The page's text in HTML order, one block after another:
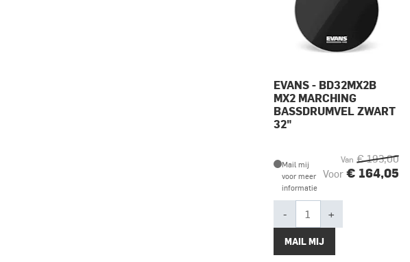
EVANS - BD32MX2B
MX2 MARCHING
BASSDRUMVEL ZWART
32"
Mail mij
voor meer
informatie
Van € 193,00
Voor€ 164,05
- +
MAIL MIJ